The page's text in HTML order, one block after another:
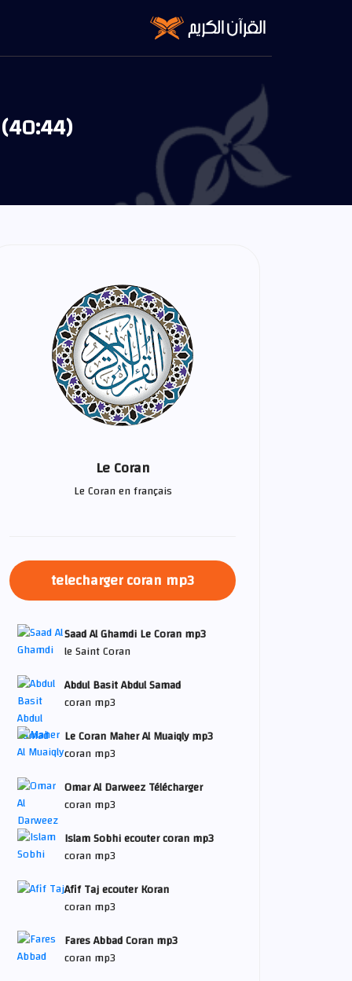
Le Coran
Le Coran en français
telecharger coran mp3
Saad Al Ghamdi Le Coran mp3
le Saint Coran
Abdul Basit Abdul Samad
coran mp3
Le Coran Maher Al Muaiqly mp3
coran mp3
Omar Al Darweez Télécharger
coran mp3
Islam Sobhi ecouter coran mp3
coran mp3
Afif Taj ecouter Koran
coran mp3
Fares Abbad Coran mp3
coran mp3